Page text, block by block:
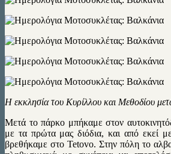
Η εκκλησία του Κυρίλλου και Μεθοδίου
Μετά το πάρκο μπήκαμε στον
με τα πρώτα μας διόδια, και από εκεί
βρεθήκαμε στο Tetovo. Στην πόλη το